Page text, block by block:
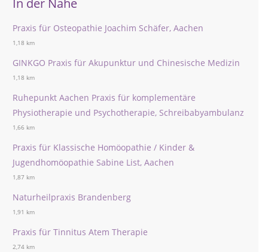
In der Nähe
Praxis für Osteopathie Joachim Schäfer, Aachen
1,18 km
GINKGO Praxis für Akupunktur und Chinesische Medizin
1,18 km
Ruhepunkt Aachen Praxis für komplementäre
Physiotherapie und Psychotherapie, Schreibabyambulanz
1,66 km
Praxis für Klassische Homöopathie / Kinder &
Jugendhomöopathie Sabine List, Aachen
1,87 km
Naturheilpraxis Brandenberg
1,91 km
Praxis für Tinnitus Atem Therapie
2,74 km